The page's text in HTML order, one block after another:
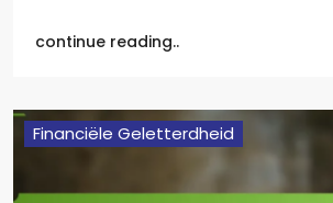
continue reading..
Financiële Geletterdheid